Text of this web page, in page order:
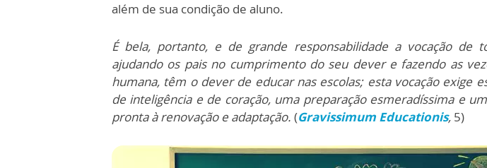
além de sua condição de aluno.
É bela, portanto, e de grande responsabilidade a vocação de
ajudando os pais no cumprimento do seu dever e fazendo as
humana, têm o dever de educar nas escolas; esta vocação exige
de inteligência e de coração, uma preparação esmeradíssima e
pronta à renovação e adaptação. (Gravissimum Educationis, 5)